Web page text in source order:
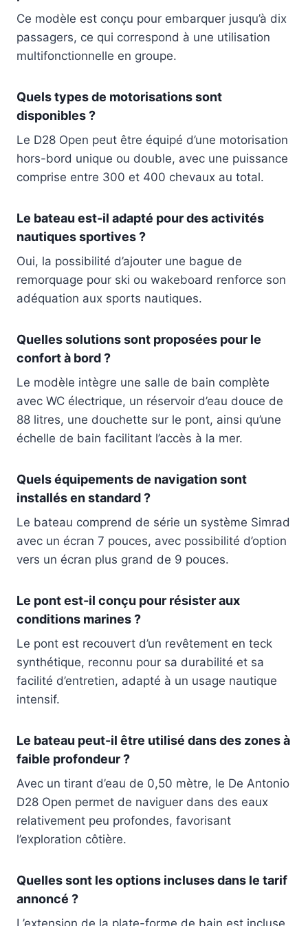
Ce modèle est conçu pour embarquer jusqu’à dix
passagers, ce qui correspond à une utilisation
multifonctionnelle en groupe.
Quels types de motorisations sont
disponibles ?
Le D28 Open peut être équipé d’une motorisation
hors-bord unique ou double, avec une puissance
comprise entre 300 et 400 chevaux au total.
Le bateau est-il adapté pour des activités
nautiques sportives ?
Oui, la possibilité d’ajouter une bague de
remorquage pour ski ou wakeboard renforce son
adéquation aux sports nautiques.
Quelles solutions sont proposées pour le
confort à bord ?
Le modèle intègre une salle de bain complète
avec WC électrique, un réservoir d’eau douce de
88 litres, une douchette sur le pont, ainsi qu’une
échelle de bain facilitant l’accès à la mer.
Quels équipements de navigation sont
installés en standard ?
Le bateau comprend de série un système Simrad
avec un écran 7 pouces, avec possibilité d’option
vers un écran plus grand de 9 pouces.
Le pont est-il conçu pour résister aux
conditions marines ?
Le pont est recouvert d’un revêtement en teck
synthétique, reconnu pour sa durabilité et sa
facilité d’entretien, adapté à un usage nautique
intensif.
Le bateau peut-il être utilisé dans des zones à
faible profondeur ?
Avec un tirant d’eau de 0,50 mètre, le De Antonio
D28 Open permet de naviguer dans des eaux
relativement peu profondes, favorisant
l’exploration côtière.
Quelles sont les options incluses dans le tarif
annoncé ?